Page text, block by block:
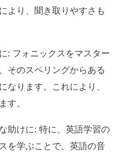
より、聞き取りやすさも
: フォニックスをマスター
そのスペリングからある
なります。これにより、
す。
助けに: 特に、英語学習の
を学ぶことで、英語の音